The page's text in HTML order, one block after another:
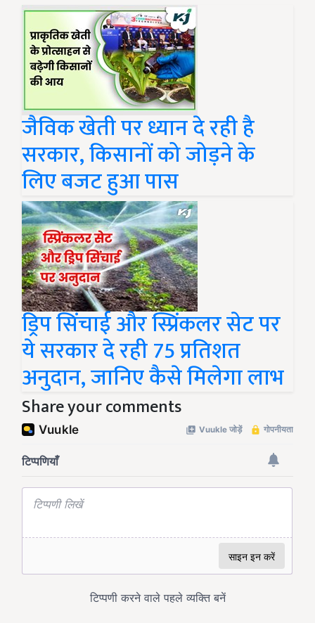
जैविक खेती पर ध्यान दे रही है
सरकार, किसानों को जोड़ने के
लिए बजट हुआ पास
ड्रिप सिंचाई और स्प्रिंकलर सेट पर
ये सरकार दे रही 75 प्रतिशत
अनुदान, जानिए कैसे मिलेगा लाभ
Share your comments